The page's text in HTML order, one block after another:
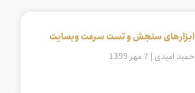
ابزارهای سنجش و تست سرعت وبسایت
حمید امیدی